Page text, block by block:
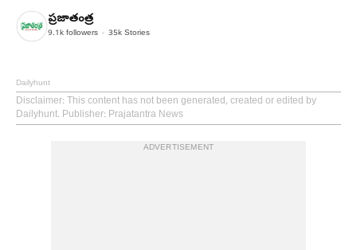
ప్రజాతంత్ర
9.1k followers 35k Stories
Dailyhunt
Disclaimer: This content has not been generated, created or edited by
Dailyhunt. Publisher: Prajatantra News
ADVERTISEMENT